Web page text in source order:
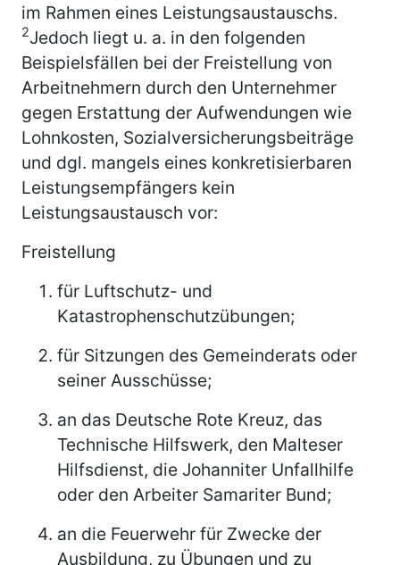
im Rahmen eines Leistungsaustauschs.
2Jedoch liegt u. a. in den folgenden
Beispielsfällen bei der Freistellung von
Arbeitnehmern durch den Unternehmer
gegen Erstattung der Aufwendungen wie
Lohnkosten, Sozialversicherungsbeiträge
und dgl. mangels eines konkretisierbaren
Leistungsempfängers kein
Leistungsaustausch vor:
Freistellung
für Luftschutz- und
Katastrophenschutzübungen;
für Sitzungen des Gemeinderats oder
seiner Ausschüsse;
an das Deutsche Rote Kreuz, das
Technische Hilfswerk, den Malteser
Hilfsdienst, die Johanniter Unfallhilfe
oder den Arbeiter Samariter Bund;
an die Feuerwehr für Zwecke der
Ausbildung, zu Übungen und zu